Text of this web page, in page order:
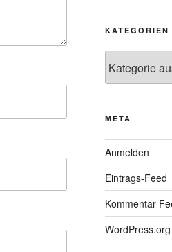
KATEGORIEN
META
Anmelden
Eintrags-Feed
Kommentar-
WordPress.org